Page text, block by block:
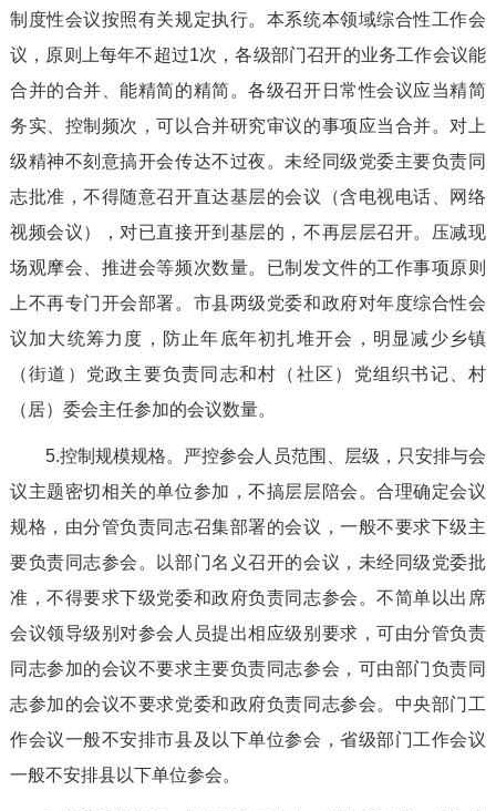
制度性会议按照有关规定执行。本系统本领域综合性工作会
议，原则上每年不超过1次，各级部门召开的业务工作会议能
合并的合并、能精简的精简。各级召开日常性会议应当精简
务实、控制频次，可以合并研究审议的事项应当合并。对上
级精神不刻意搞开会传达不过夜。未经同级党委主要负责同
志批准，不得随意召开直达基层的会议（含电视电话、网络
视频会议），对已直接开到基层的，不再层层召开。压减现
场观摩会、推进会等频次数量。已制发文件的工作事项原则
上不再专门开会部署。市县两级党委和政府对年度综合性会
议加大统筹力度，防止年底年初扎堆开会，明显减少乡镇
（街道）党政主要负责同志和村（社区）党组织书记、村
（居）委会主任参加的会议数量。
5.控制规模规格。严控参会人员范围、层级，只安排与会
议主题密切相关的单位参加，不搞层层陪会。合理确定会议
规格，由分管负责同志召集部署的会议，一般不要求下级主
要负责同志参会。以部门名义召开的会议，未经同级党委批
准，不得要求下级党委和政府负责同志参会。不简单以出席
会议领导级别对参会人员提出相应级别要求，可由分管负责
同志参加的会议不要求主要负责同志参会，可由部门负责同
志参加的会议不要求党委和政府负责同志参会。中央部门工
作会议一般不安排市县及以下单位参会，省级部门工作会议
一般不安排县以下单位参会。